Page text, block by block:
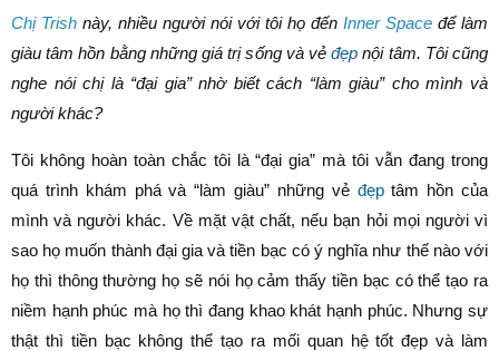
Chị Trish này, nhiều người nói với tôi họ đến Inner Space để làm
giàu tâm hồn bằng những giá trị sống và vẻđẹp nội tâm. Tôi cũng
nghe nói chị là “đại gia” nhờ biết cách “làm giàu” cho mình và
người khác?
Tôi không hoàn toàn chắc tôi là “đại gia” mà tôi vẫn đang trong
quá trình khám phá và “làm giàu” những vẻ đẹptâm hồn của
mình và người khác. Về mặt vật chất, nếu bạn hỏi mọi người vì
sao họ muốn thành đại gia và tiền bạc có ý nghĩa như thế nào với
họ thì thông thường họ sẽ nói họ cảm thấy tiền bạc có thể tạo ra
niềm hạnh phúc mà họ thì đang khao khát hạnh phúc. Nhưng sự
thật thì tiền bạc không thể tạo ra mối quan hệ tốt đẹp và làm